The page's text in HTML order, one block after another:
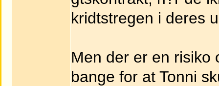
kridtstregen i deres
Men der er en risiko
bange for at Tonni